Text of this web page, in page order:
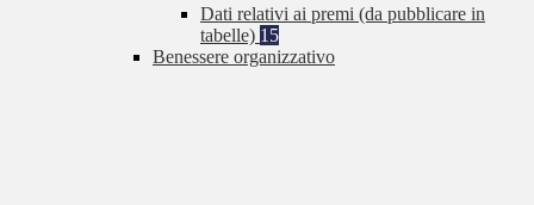
Dati relativi ai premi (da pubblicare in
tabelle) 15
Benessere organizzativo